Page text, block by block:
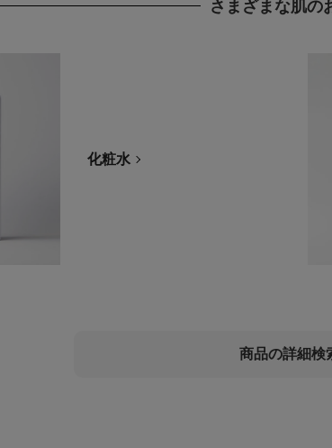
さまざまな肌の
化粧水
商品の詳細検